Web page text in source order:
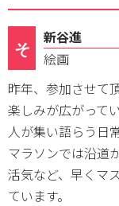
そ
新谷進
絵画
昨年、参加させて
楽しみが広がって
人が集い語らう日
マラソンでは沿道
活気など、早くマ
ています。